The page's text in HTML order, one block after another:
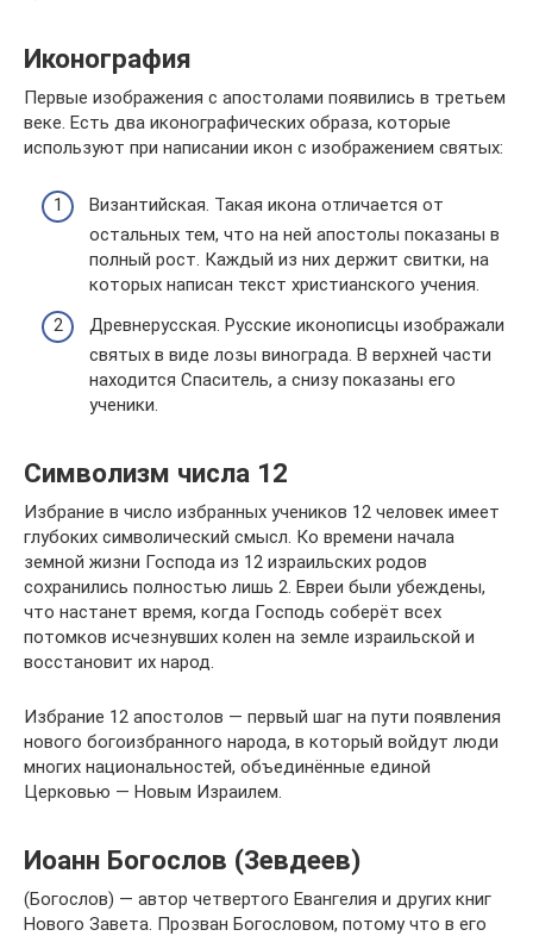
Иконография
Первые изображения с апостолами появились в третьем
веке. Есть два иконографических образа, которые
используют при написании икон с изображением святых:
Византийская. Такая икона отличается от
остальных тем, что на ней апостолы показаны в
полный рост. Каждый из них держит свитки, на
которых написан текст христианского учения.
Древнерусская. Русские иконописцы изображали
святых в виде лозы винограда. В верхней части
находится Спаситель, а снизу показаны его
ученики.
Символизм числа 12
Избрание в число избранных учеников 12 человек имеет
глубоких символический смысл. Ко времени начала
земной жизни Господа из 12 израильских родов
сохранились полностью лишь 2. Евреи были убеждены,
что настанет время, когда Господь соберёт всех
потомков исчезнувших колен на земле израильской и
восстановит их народ.
Избрание 12 апостолов — первый шаг на пути появления
нового богоизбранного народа, в который войдут люди
многих национальностей, объединённые единой
Церковью — Новым Израилем.
Иоанн Богослов (Зевдеев)
(Богослов) — автор четвертого Евангелия и других книг
Нового Завета. Прозван Богословом, потому что в его